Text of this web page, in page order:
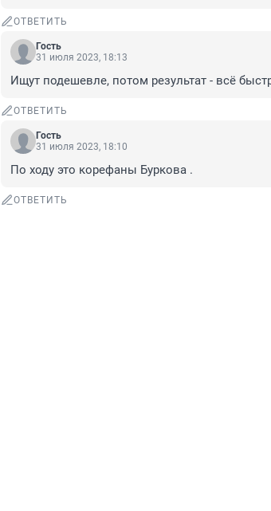
ОТВЕТИТЬ
Гость
31 июля 2023, 18:13
Ищут подешевле, потом результат - всё
ОТВЕТИТЬ
Гость
31 июля 2023, 18:10
По ходу это корефаны Буркова .
ОТВЕТИТЬ